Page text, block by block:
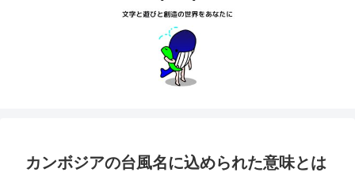
カンボジアの台風名に込められた意味とは